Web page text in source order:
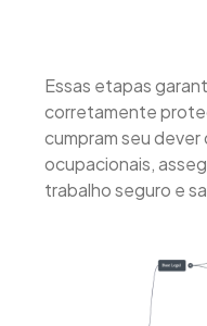
Essas etapas
corretamente
cumpram seu
ocupacionais,
trabalho seguro e